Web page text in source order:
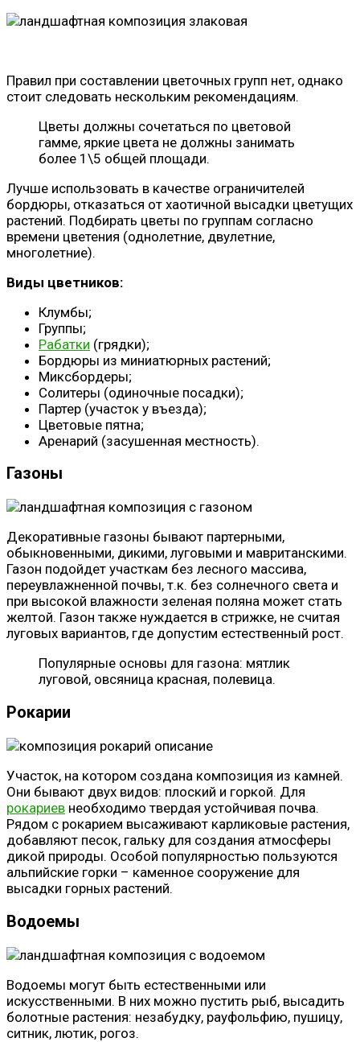
Правил при составлении цветочных групп нет, однако
стоит следовать нескольким рекомендациям.
Цветы должны сочетаться по цветовой
гамме, яркие цвета не должны занимать
более 1\5 общей площади.
Лучше использовать в качестве ограничителей
бордюры, отказаться от хаотичной высадки цветущих
растений. Подбирать цветы по группам согласно
времени цветения (однолетние, двулетние,
многолетние).
Виды цветников:
Клумбы;
Группы;
Рабатки (грядки);
Бордюры из миниатюрных растений;
Миксбордеры;
Солитеры (одиночные посадки);
Партер (участок у въезда);
Цветовые пятна;
Аренарий (засушенная местность).
Газоны
Декоративные газоны бывают партерными,
обыкновенными, дикими, луговыми и мавританскими.
Газон подойдет участкам без лесного массива,
переувлажненной почвы, т.к. без солнечного света и
при высокой влажности зеленая поляна может стать
желтой. Газон также нуждается в стрижке, не считая
луговых вариантов, где допустим естественный рост.
Популярные основы для газона: мятлик
луговой, овсяница красная, полевица.
Рокарии
Участок, на котором создана композиция из камней.
Они бывают двух видов: плоский и горкой. Для
рокариев необходимо твердая устойчивая почва.
Рядом с рокарием высаживают карликовые растения,
добавляют песок, гальку для создания атмосферы
дикой природы. Особой популярностью пользуются
альпийские горки – каменное сооружение для
высадки горных растений.
Водоемы
Водоемы могут быть естественными или
искусственными. В них можно пустить рыб, высадить
болотные растения: незабудку, рауфольфию, пушицу,
ситник, лютик, рогоз.